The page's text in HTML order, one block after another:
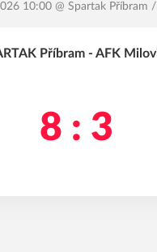
10:00@ Spartak Příbram /
Příbram - AFK
8 : 3